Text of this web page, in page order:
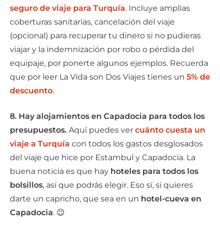
seguro de viaje para Turquía. Incluye amplias
coberturas sanitarias, cancelación del viaje
(opcional) para recuperar tu dinero si no pudieras
viajar y la indemnización por robo o pérdida del
equipaje, por ponerte algunos ejemplos. Recuerda
que por leer La Vida son Dos Viajes tienes un 5% de
descuento.
8. Hay alojamientos en Capadocia para todos los
presupuestos. Aquí puedes ver cuánto cuesta un
viaje a Turquía con todos los gastos desglosados
del viaje que hice por Estambul y Capadocia. La
buena noticia es que hay hoteles para todos los
bolsillos, así que podrás elegir. Eso sí, si quieres
darte un capricho, que sea en un hotel-cueva en
Capadocia. 😉